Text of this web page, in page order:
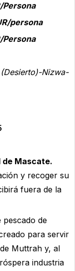
Persona
persona
Persona
Nizwa-
de Mascate.
y recoger su
fuera de la
pescado de
para servir
Muttrah y, al
industria